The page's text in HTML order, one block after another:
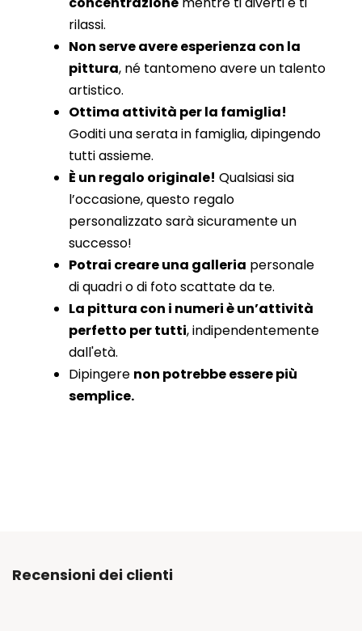
rilassi.
Non serve avere esperienza con la
pittura, né tantomeno avere un talento
artistico.
Ottima attività per la famiglia!
Goditi una serata in famiglia, dipingendo
tutti assieme.
È un regalo originale! Qualsiasi sia
l’occasione, questo regalo
personalizzato sarà sicuramente un
successo!
Potrai creare una galleria personale
di quadri o di foto scattate da te.
La pittura con i numeri è un’attività
perfetto per tutti, indipendentemente
dall'età.
Dipingere non potrebbe essere più
semplice.
Recensioni dei clienti